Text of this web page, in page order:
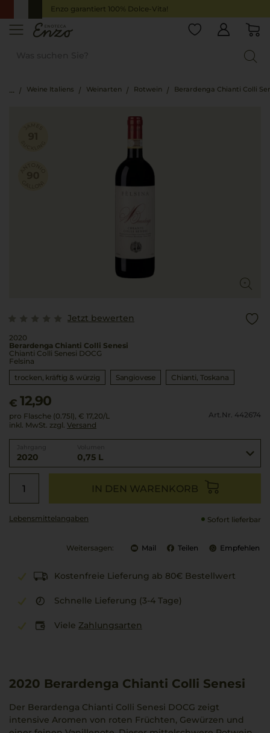
Enzo garantiert 100% Dolce-Vita!
Weine Italiens Weinarten Rotwein Berardenga Chianti Colli
Jetzt bewerten
2020
Berardenga Chianti Colli Senesi
Chianti Colli Senesi DOCG
Felsina
trocken, kräftig & würzig
Sangiovese Chianti Toskana
€ 12,90
pro Flasche (0.75l), € 17,20/L
inkl. MwSt. zzgl. Versand
Art.Nr. 442674
2020 0,75 L
IN DEN WARENKORB
Lebensmittel­angaben Sofort lieferbar
Weitersagen: Mail Teilen Empfehlen
Kostenfreie Lieferung ab 80€ Bestellwert
Schnelle Lieferung (3-4 Tage)
Viele Zahlungsarten
2020 Berardenga Chianti Colli Senesi
Der Berardenga Chianti Colli Senesi DOCG zeigt
intensive Aromen von roten Früchten, Gewürzen und